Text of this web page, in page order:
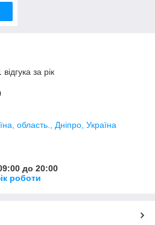
за рік
область., Дніпро, Україна
до 20:00
роботи